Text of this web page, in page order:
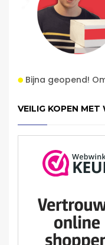
Bijna geopend!
VEILIG KOPEN MET